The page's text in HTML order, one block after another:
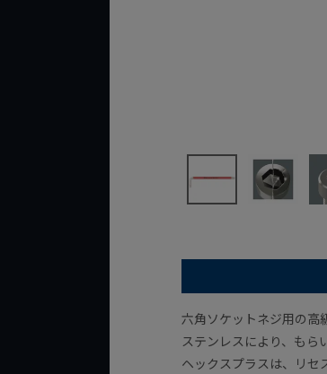
六角ソケットネジ用の高
ステンレスにより、もら
ヘックスプラスは、リセ